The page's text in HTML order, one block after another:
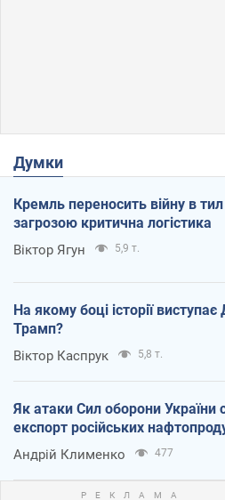
Думки
Кремль переносить війну в
загрозою критична логістика
Віктор Ягун 5,9 т.
На якому боці історії
Трамп?
Віктор Каспрук 5,8 т.
Як атаки Сил оборони України
експорт російських
Андрій Клименко 477